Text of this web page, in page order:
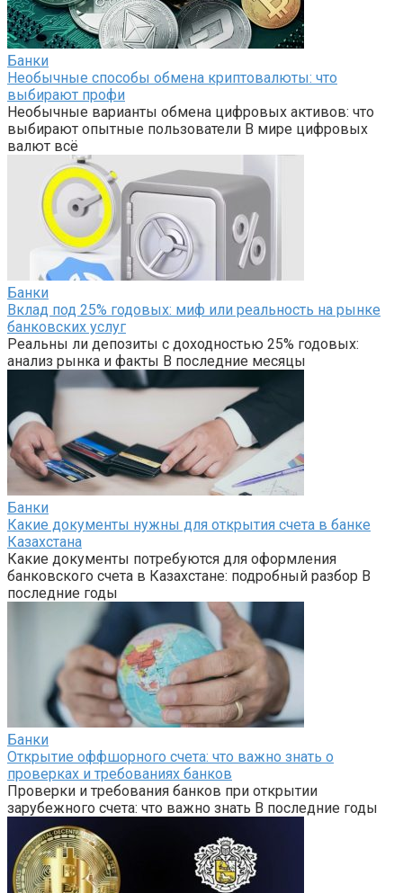
Банки
Необычные способы обмена криптовалюты: что
выбирают профи
Необычные варианты обмена цифровых активов: что
выбирают опытные пользователи В мире цифровых
валют всё
Банки
Вклад под 25% годовых: миф или реальность на рынке
банковских услуг
Реальны ли депозиты с доходностью 25% годовых:
анализ рынка и факты В последние месяцы
Банки
Какие документы нужны для открытия счета в банке
Казахстана
Какие документы потребуются для оформления
банковского счета в Казахстане: подробный разбор В
последние годы
Банки
Открытие оффшорного счета: что важно знать о
проверках и требованиях банков
Проверки и требования банков при открытии
зарубежного счета: что важно знать В последние годы